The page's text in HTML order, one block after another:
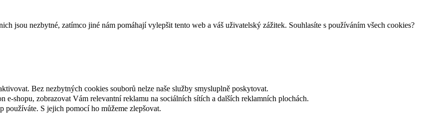
jsou nezbytné, zatímco jiné nám pomáhají vylepšit tento web a váš uživatelský zážitek. Souhlasíte s používáním všech cookies?
Bez nezbytných cookies souborů nelze naše služby smysluplně poskytovat.
e-shopu, zobrazovat Vám relevantní reklamu na sociálních sítích a dalších reklamních plochách.
používáte. S jejich pomocí ho můžeme zlepšovat.